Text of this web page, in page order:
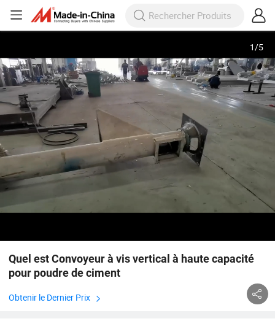
1/5
Quel est Convoyeur à vis vertical à haute capacité
pour poudre de ciment
Obtenir le Dernier Prix